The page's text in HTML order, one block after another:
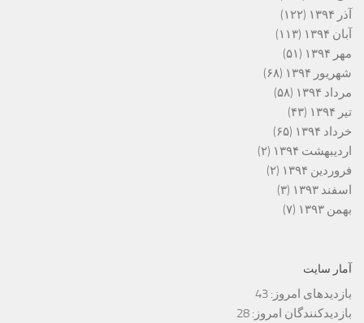
آذر ۱۳۹۴
(۱۲۲)
آبان ۱۳۹۴
(۱۱۳)
مهر ۱۳۹۴
(۵۱)
شهریور ۱۳۹۴
(۶۸)
مرداد ۱۳۹۴
(۵۸)
تیر ۱۳۹۴
(۴۳)
خرداد ۱۳۹۴
(۶۵)
اردیبهشت ۱۳۹۴
(۲)
فروردین ۱۳۹۴
(۲)
اسفند ۱۳۹۳
(۳)
بهمن ۱۳۹۳
(۷)
آمار سایت
بازدیدهای امروز: 43
بازدیدکنندگان امروز: 28